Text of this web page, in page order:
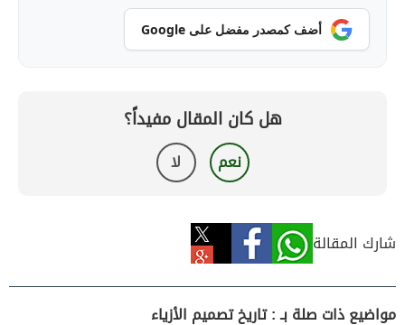
أضف كمصدر مفضل على Google
هل كان المقال مفيداً؟
نعم لا
شارك المقالة
مواضيع ذات صلة بـ : تاريخ تصميم الأزياء